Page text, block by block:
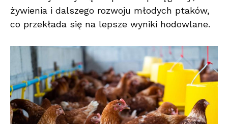
żywienia i dalszego rozwoju młodych ptaków,
co przekłada się na lepsze wyniki hodowlane.